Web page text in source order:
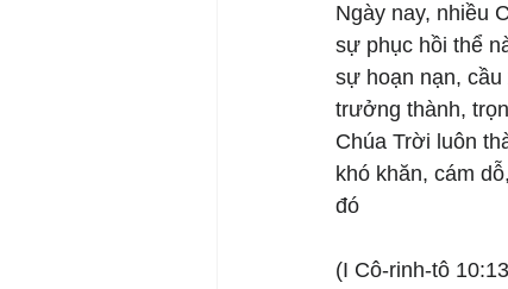
Ngày nay, nhiều
sự phục hồi thể
sự hoạn nạn,
trưởng thành,
Chúa Trời luôn
khó khăn, cám
đó
(I Cô-rinh-tô